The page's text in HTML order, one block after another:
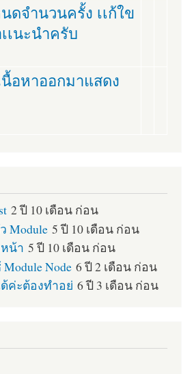
ดจำนวนครั้ง เเก้ใข
เนะนำครับ
อหาออกมาแสดง
2 ปี 10 เดือน ก่อน
Module 5 ปี 10 เดือน ก่อน
น้า 5 ปี 10 เดือน ก่อน
Node 6 ปี 2 เดือน ก่อน
ด้ค่ะต้องทำอย่ 6 ปี 3 เดือน ก่อน